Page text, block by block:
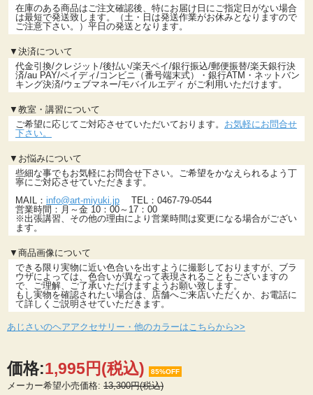
在庫のある商品はご注文確認後、特にお届け日にご指定日がない場合
は最短で発送致します。（土・日は発送作業がお休みとなりますので
ご注意下さい。）平日の発送となります。
▼決済について
代金引換/クレジット/後払い/楽天ペイ/銀行振込/郵便振替/楽天銀行決
済/au PAY/ペイディ/コンビニ（番号端末式）・銀行ATM・ネットバン
キング決済/ウェブマネー/モバイルエディ がご利用いただけます。
▼教室・講習について
ご希望に応じてご対応させていただいております。 お気軽にお問合せ
下さい。
▼お悩みについて
些細な事でもお気軽にお問合せ下さい。ご希望をかなえられるよう丁
寧にご対応させていただきます。
MAIL： info@art-miyuki.jp TEL：0467-79-0544
営業時間：月～金 10：00～17：00
※出張講習、その他の理由により営業時間は変更になる場合がござい
ます。
▼商品画像について
できる限り実物に近い色合いを出すように撮影しておりますが、ブラ
ウザによっては、色合いが異なって表現されることもございますの
で、ご理解、ご了承いただけますようお願い致します。
もし実物を確認されたい場合は、店舗へご来店いただくか、お電話に
て詳しくご説明させていただきます。
あじさいのヘアアクセサリー・他のカラーはこちらから>>
価格:1,995円(税込) 85%OFF
メーカー希望小売価格: 13,300円(税込)